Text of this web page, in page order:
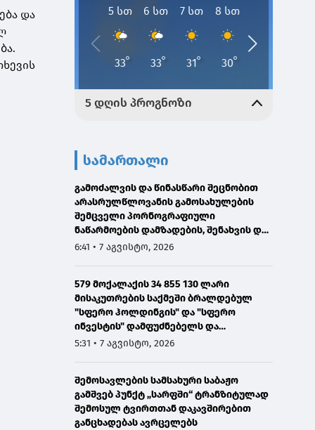
და
სამართალი
გამოძალვის და წინასწარი შეცნობით
არასრულწლოვანის გამოსახულების
შემცველი პორნოგრაფიული
ნაწარმოების დამზადების, შენახვის და
გავრცელების ფაქტებზე ერთ პირს
6:41 • 7 აგვისტო, 2026
579 მოქალაქის 34 855 130 ლარი
მისაკუთრების საქმეში ბრალდებულ
"სფერო ჰოლდინგის" და "სფერო
ინვესტის" დამფუძნებელს და
თანამშრომელს 12 და 8 წლით
5:31 • 7 აგვისტო, 2026
შემოსავლების სამსახური საბაჟო
გამშვებ პუნქტ „სარფში“ ტრანზიტულად
შემოსულ ტვირთთან დაკავშირებით
განცხადებას ავრცელებს